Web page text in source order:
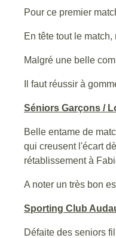
Pour ce premier
En tête tout le
Malgré une belle
Il faut réussir à
Séniors Garçons /
Belle entame de
qui creusent l'écart
rétablissement à
A noter un très bon
Sporting Club
Défaite des seniors